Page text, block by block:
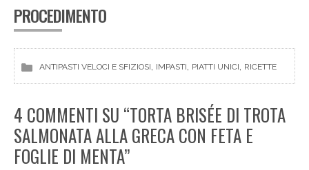
PROCEDIMENTO
ANTIPASTI VELOCI E SFIZIOSI, IMPASTI, PIATTI UNICI, RICETTE
4 COMMENTI SU “TORTA BRISÉE DI TROTA
SALMONATA ALLA GRECA CON FETA E
FOGLIE DI MENTA”